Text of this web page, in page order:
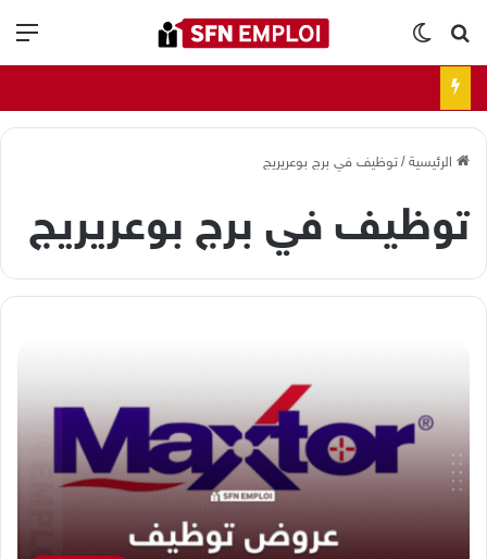
بحث عنالوضع المظلم
الرئيسية/توظيف في برج بوعريريج
توظيف في برج بوعريريج